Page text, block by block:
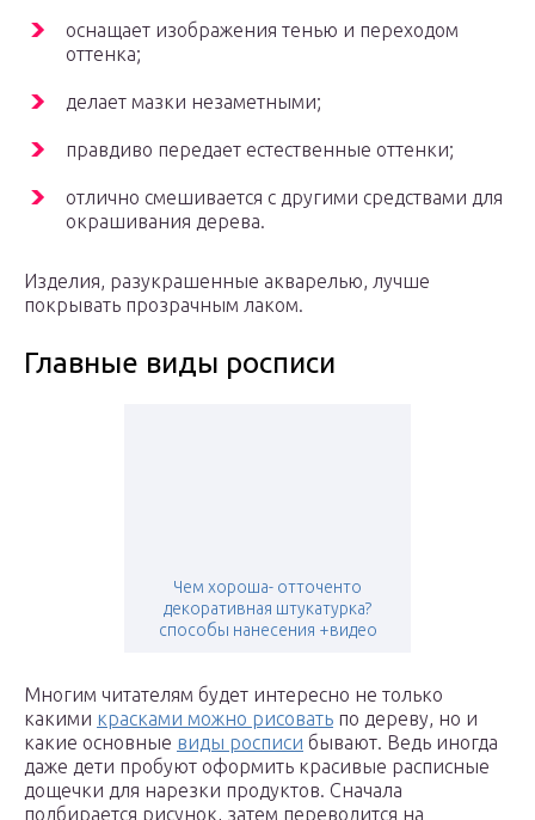
оснащает изображения тенью и переходом
оттенка;
делает мазки незаметными;
правдиво передает естественные оттенки;
отлично смешивается с другими средствами для
окрашивания дерева.
Изделия, разукрашенные акварелью, лучше
покрывать прозрачным лаком.
Главные виды росписи
Чем хороша- отточенто
декоративная штукатурка?
способы нанесения +видео
Многим читателям будет интересно не только
какими красками можно рисовать по дереву, но и
какие основные виды росписи бывают. Ведь иногда
даже дети пробуют оформить красивые расписные
дощечки для нарезки продуктов. Сначала
подбирается рисунок, затем переводится на